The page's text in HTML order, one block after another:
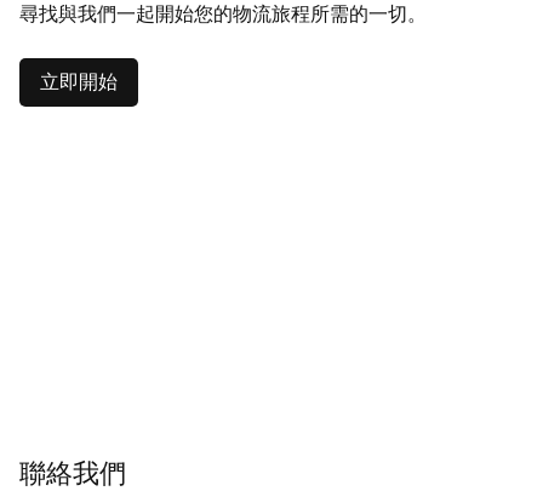
尋找與我們一起開始您的物流旅程所需的一切。
立即開始
聯絡我們